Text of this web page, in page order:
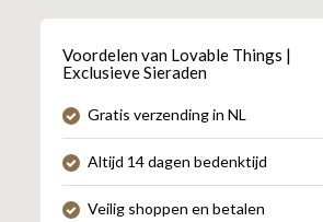
Voordelen van Lovable Things |
Exclusieve Sieraden
Gratis verzending in NL
Altijd 14 dagen bedenktijd
Veilig shoppen en betalen